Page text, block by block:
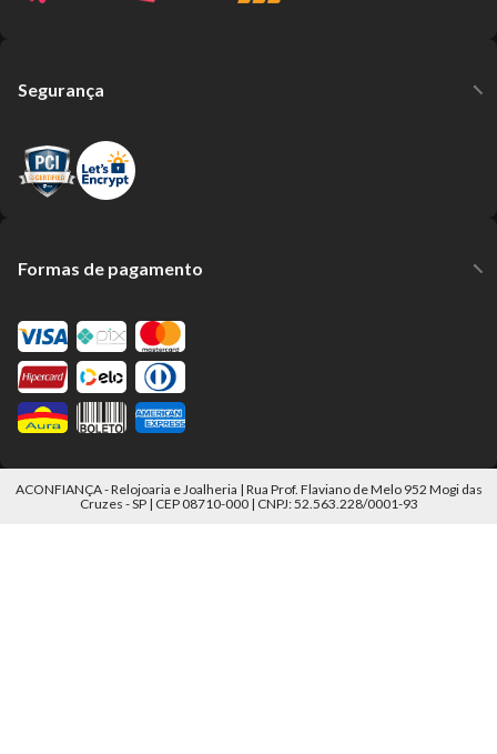
Segurança
Formas de pagamento
ACONFIANÇA - Relojoaria e Joalheria | Rua Prof. Flaviano de Melo 952 Mogi das
Cruzes - SP | CEP 08710-000 | CNPJ: 52.563.228/0001-93